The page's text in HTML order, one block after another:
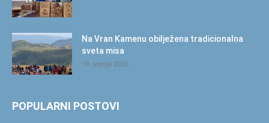
Na Vran Kamenu obilježena tradicionalna
sveta misa
19. srpnja 2026.
POPULARNI POSTOVI